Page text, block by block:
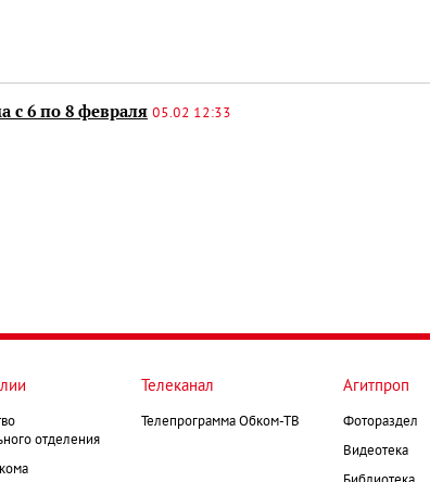
с 6 по 8 февраля 05.02 12:33
отделения
Телеканал
Телепрограмма Обком-ТВ
Агитпроп
Фотораздел
Видеотека